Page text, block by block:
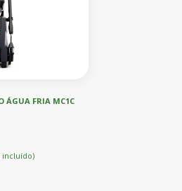
ÁGUA FRIA MC1C
incluído)